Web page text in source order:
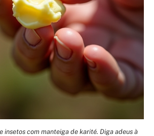
insetos com manteiga de karité. Diga adeus à